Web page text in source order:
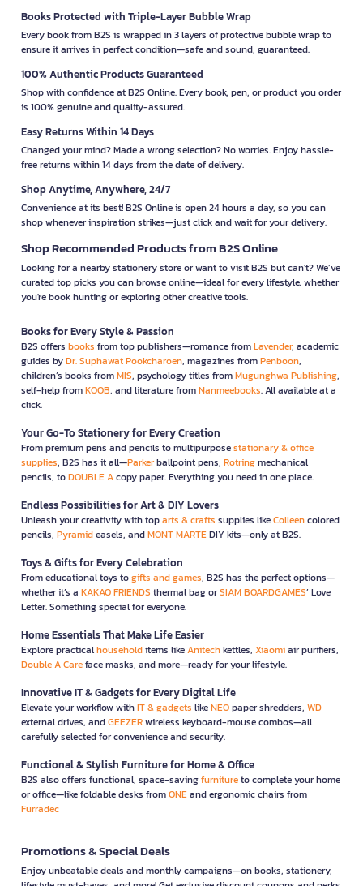
Books Protected with Triple-Layer Bubble Wrap
Every book from B2S is wrapped in 3 layers of protective bubble wrap to
ensure it arrives in perfect condition—safe and sound, guaranteed.
100% Authentic Products Guaranteed
Shop with confidence at B2S Online. Every book, pen, or product you order
is 100% genuine and quality-assured.
Easy Returns Within 14 Days
Changed your mind? Made a wrong selection? No worries. Enjoy hassle-
free returns within 14 days from the date of delivery.
Shop Anytime, Anywhere, 24/7
Convenience at its best! B2S Online is open 24 hours a day, so you can
shop whenever inspiration strikes—just click and wait for your delivery.
Shop Recommended Products from B2S Online
Looking for a nearby stationery store or want to visit B2S but can't? We’ve
curated top picks you can browse online—ideal for every lifestyle, whether
you're book hunting or exploring other creative tools.
Books for Every Style & Passion
B2S offers books from top publishers—romance fromLavender, academic
guides byDr. Suphawat Pookcharoen, magazines fromPenboon,
children’s books fromMIS, psychology titles fromMugunghwa Publishing,
self-help fromKOOB, and literature fromNanmeebooks. All available at a
click.
Your Go-To Stationery for Every Creation
From premium pens and pencils to multipurposestationary & office
supplies, B2S has it all—Parkerballpoint pens, Rotringmechanical
pencils, toDOUBLE Acopy paper. Everything you need in one place.
Endless Possibilities for Art & DIY Lovers
Unleash your creativity with toparts & crafts supplies likeColleencolored
pencils, Pyramideasels, andMONT MARTEDIY kits—only at B2S.
Toys & Gifts for Every Celebration
From educational toys togifts and games, B2S has the perfect options—
whether it’s a KAKAO FRIENDS thermal bag orSIAM BOARDGAMES’ Love
Letter. Something special for everyone.
Home Essentials That Make Life Easier
Explore practicalhouseholditems likeAnitechkettles, Xiaomiair purifiers,
Double A Careface masks, and more—ready for your lifestyle.
Innovative IT & Gadgets for Every Digital Life
Elevate your workflow withIT & gadgets likeNEOpaper shredders, WD
external drives, andGEEZERwireless keyboard-mouse combos—all
carefully selected for convenience and security.
Functional & Stylish Furniture for Home & Office
B2S also offers functional, space-savingfurnitureto complete your home
or office—like foldable desks fromONEand ergonomic chairs from
Furradec
Promotions & Special Deals
Enjoy unbeatable deals and monthly campaigns—on books, stationery,